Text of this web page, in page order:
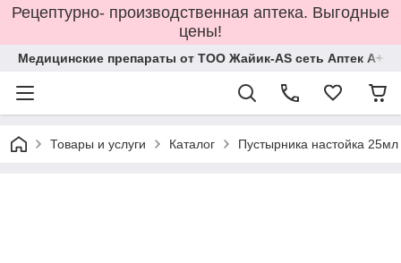
Рецептурно- производственная аптека. Выгодные
цены!
Медицинские препараты от ТОО Жайик-AS сеть Аптек А+
Товары и услуги Каталог Пустырника настойка